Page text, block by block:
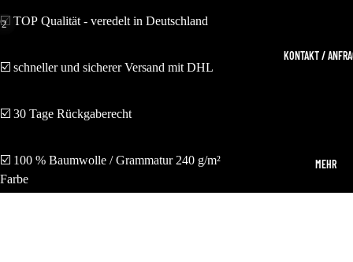
KONTAKT /
MEHR
2
☑️ TOP Qualität - veredelt in Deutschland
☑️ schneller und sicherer Versand mit DHL
☑️ 30 Tage Rückgaberecht
☑️ 100 % Baumwolle /Grammatur 240 g/m²
Farbe